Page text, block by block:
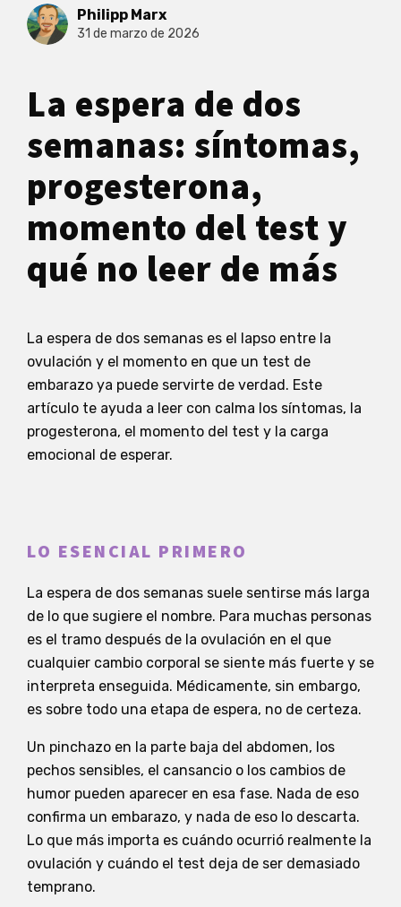
Philipp Marx
31 de marzo de 2026
La espera de dos
semanas: síntomas,
progesterona,
momento del test y
qué no leer de más
La espera de dos semanas es el lapso entre la
ovulación y el momento en que un test de
embarazo ya puede servirte de verdad. Este
artículo te ayuda a leer con calma los síntomas, la
progesterona, el momento del test y la carga
emocional de esperar.
LO ESENCIAL PRIMERO
La espera de dos semanas suele sentirse más larga
de lo que sugiere el nombre. Para muchas personas
es el tramo después de la ovulación en el que
cualquier cambio corporal se siente más fuerte y se
interpreta enseguida. Médicamente, sin embargo,
es sobre todo una etapa de espera, no de certeza.
Un pinchazo en la parte baja del abdomen, los
pechos sensibles, el cansancio o los cambios de
humor pueden aparecer en esa fase. Nada de eso
confirma un embarazo, y nada de eso lo descarta.
Lo que más importa es cuándo ocurrió realmente la
ovulación y cuándo el test deja de ser demasiado
temprano.